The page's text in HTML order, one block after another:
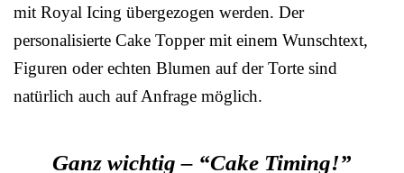
mit Royal Icing übergezogen werden. Der
personalisierte Cake Topper mit einem Wunschtext,
Figuren oder echten Blumen auf der Torte sind
natürlich auch auf Anfrage möglich.
Ganz wichtig – “Cake Timing!”